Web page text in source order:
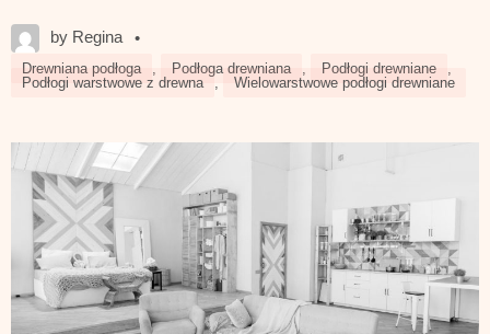
by Regina •
Drewniana podłoga Podłoga drewniana Podłogi drewniane
Podłogi warstwowe z drewna
Wielowarstwowe podłogi drewniane